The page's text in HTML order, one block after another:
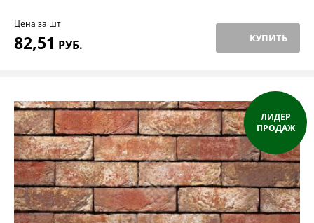
Цена за шт
82,51 РУБ. КУПИТЬ
ЛИДЕР
ПРОДАЖ